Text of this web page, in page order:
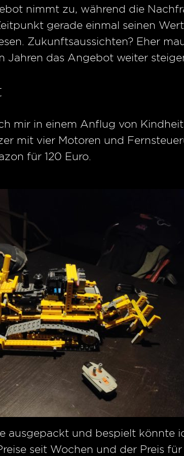
nimmt zu, während die
gerade einmal seinen
Zukunftsaussichten? Eher
Jahren das Angebot weiter
mir in einem Anflug von
mit vier Motoren und
für 120 Euro.
ausgepackt und bespielt könnte
seit Wochen und der Preis